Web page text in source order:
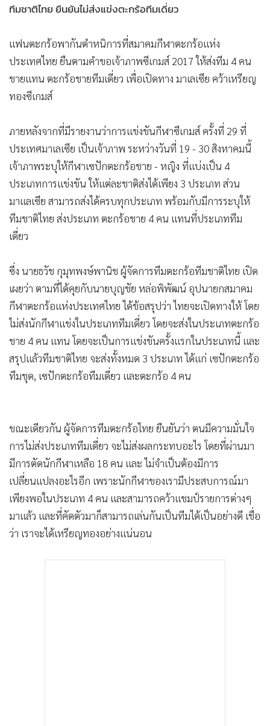
• การเมือง
• กีฬา
• ต่างประเทศ
• Special Scoop
• เศรษฐกิจ-ธุรกิจ
ชุมชน-คุณภาพชีวิต
อาชญากรรม
Motoring
• เกม
• วิทยาศาสตร์
• SMEs
• อินโดจีน
• กองทุนรวม
• Celeb Online
• Factcheck
• ญี่ปุ่น
• News1
• Gotomanager
ทีมชาติไทย ยืนยันไม่ส่งแข่งตะกร้อทีมเดี่ยว
แฟนตะกร้อพากันตำหนิการที่สมาคมกีฬาตะกร้อแห่ง
ประเทศไทย ยืนตามคำขอเจ้าภาพซีเกมส์ 2017 ให้ส่งทีม 4 คน
ชายแทน ตะกร้อชายทีมเดี่ยว เพื่อเปิดทาง มาเลเซีย คว้าเหรียญ
ทองซีเกมส์
ภายหลังจากที่มีรายงานว่าการแข่งขันกีฬาซีเกมส์ ครั้งที่ 29 ที่
ประเทศมาเลเซีย เป็นเจ้าภาพ ระหว่างวันที่ 19 - 30 สิงหาคมนี้
เจ้าภาพระบุให้กีฬาเซปักตะกร้อชาย - หญิง ที่แบ่งเป็น 4
ประเภทการแข่งขัน ให้แต่ละชาติส่งได้เพียง 3 ประเภท ส่วน
มาเเลเซีย สามารถส่งได้ครบทุกประเภท พร้อมกับมีการระบุให้
ทีมชาติไทย ส่งประเภท ตะกร้อชาย 4 คน แทนที่ประเภททีม
เดี่ยว
ซึ่ง นายธวัช กุมุทพงษ์พานิช ผู้จัดการทีมตะกร้อทีมชาติไทย เปิด
เผยว่า ตามที่ได้คุยกับนายบุญชัย หล่อพิพัฒน์ อุปนายกสมาคม
กีฬาตะกร้อแห่งประเทศไทย ได้ข้อสรุปว่า ไทยจะเปิดทางให้ โดย
ไม่ส่งนักกีฬาแข่งในประเภททีมเดี่ยว โดยจะส่งในประเภทตะกร้อ
ชาย 4 คน แทน โดยจะเป็นการแข่งขันครั้งแรกในประเภทนี้ และ
สรุปแล้วทีมชาติไทย จะส่งทั้งหมด 3 ประเภท ได้แก่ เซปักตะกร้อ
ทีมชุด, เซปักตะกร้อทีมเดี่ยว และตะกร้อ 4 คน
ขณะเดียวกัน ผู้จัดการทีมตะกร้อไทย ยืนยันว่า ตนมีความมั่นใจ
การไม่ส่งประเภททีมเดี่ยว จะไม่ส่งผลกระทบอะไร โดยที่ผ่านมา
มีการตัดนักกีฬาเหลือ 18 คน และ ไม่จำเป็นต้องมีการ
เปลี่ยนแปลงอะไรอีก เพราะนักกีฬาของเรามีประสบการณ์มา
เพียงพอในประเภท 4 คน และสามารถคว้าแชมป์รายการต่างๆ
มาแล้ว และที่คัดตัวมาก็สามารถเล่นกันเป็นทีมได้เป็นอย่างดี เชื่อ
ว่า เราจะได้เหรียญทองอย่างแน่นอน